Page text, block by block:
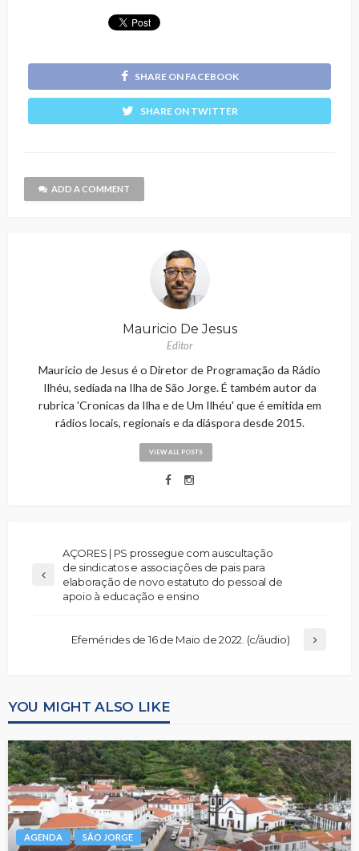
SHARE ON FACEBOOK
SHARE ON TWITTER
ADD A COMMENT
Mauricio De Jesus
Editor
Maurício de Jesus é o Diretor de Programação da Rádio
Ilhéu, sediada na Ilha de São Jorge. É também autor da
rubrica 'Cronicas da Ilha e de Um Ilhéu' que é emitida em
rádios locais, regionais e da diáspora desde 2015.
VIEW ALL POSTS
AÇORES | PS prossegue com auscultação
de sindicatos e associações de pais para
elaboração de novo estatuto do pessoal de
apoio à educação e ensino
Efemérides de 16 de Maio de 2022. (c/áudio)
YOU MIGHT ALSO LIKE
AGENDA SÃO JORGE